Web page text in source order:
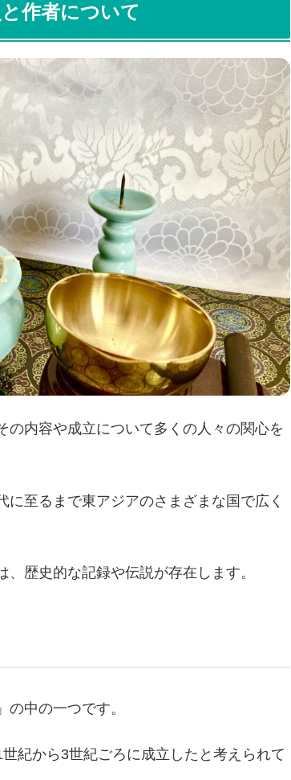
作者について
内容や成立について多くの人々の関心を
至るまで東アジアのさまざまな国で広く
歴史的な記録や伝説が存在します。
中の一つです。
紀から3世紀ごろに成立したと考えられて